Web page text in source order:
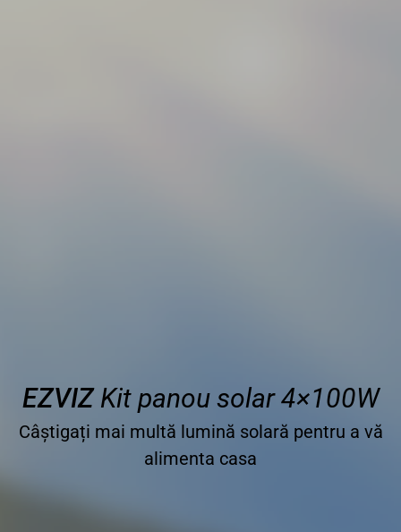
EZVIZKit panou solar 4×100W
Câștigați mai multă lumină solară pentru a vă
alimenta casa